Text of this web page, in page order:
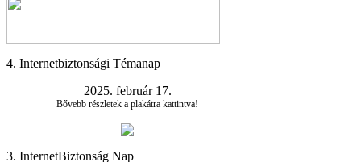
4. Internetbiztonsági Témanap
2025. február 17.
Bővebb részletek a plakátra kattintva!
3. InternetBiztonság Nap